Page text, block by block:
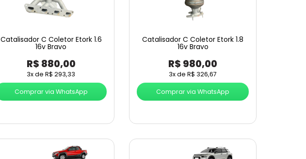
Catalisador C Coletor Etork 1.6
16v Bravo
R$ 880,00
3x deR$ 293,33
Comprar via WhatsApp
Catalisador C Coletor Etork 1.8
16v Bravo
R$ 980,00
3x deR$ 326,67
Comprar via WhatsApp